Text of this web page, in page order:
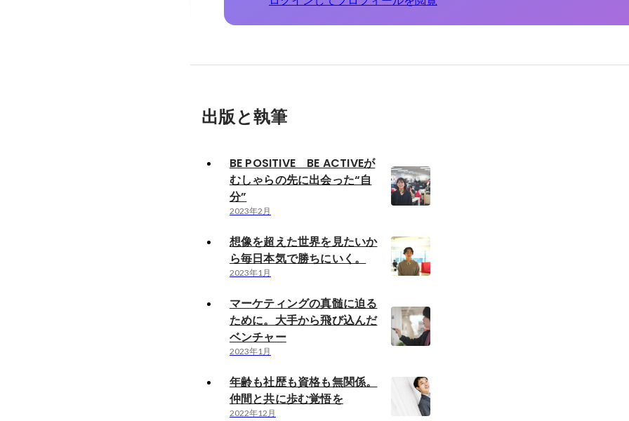
出版と執筆
BE POSITIVE BE ACTIVEが
むしゃらの先に出会った“自
分”
2023年2月
想像を超えた世界を見たいか
ら毎日本気で勝ちにいく。
2023年1月
マーケティングの真髄に迫る
ために。大手から飛び込んだ
ベンチャー
2023年1月
年齢も社歴も資格も無関係。
仲間と共に歩む覚悟を
2022年12月